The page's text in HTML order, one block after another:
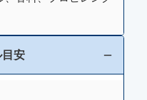
安